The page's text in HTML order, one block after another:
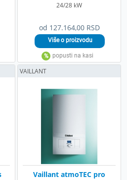
od 127.164,00 RSD
24/28 kW
Vaillant atmoTEC pro
VAILLANT